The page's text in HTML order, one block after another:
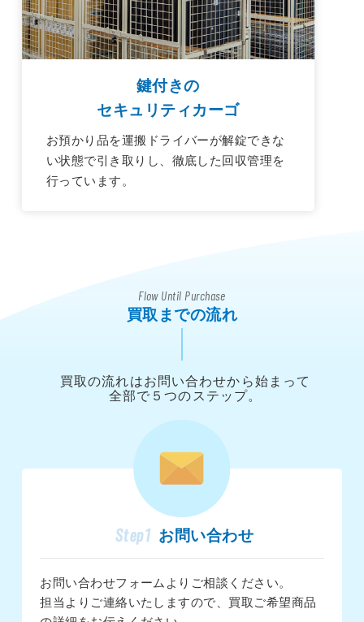
鍵付きの
セキュリティカーゴ
お預かり品を運搬ドライバーが解錠できな
い状態で引き取りし、徹底した回収管理を
行っています。
Flow Until Purchase
買取までの流れ
買取の流れはお問い合わせから始まって
全部で５つのステップ。
Step1 お問い合わせ
お問い合わせフォーム よりご相談ください。
担当よりご連絡いたしますので、買取ご希望商品